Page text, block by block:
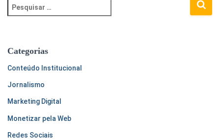
e
u
s
r
p
r
:
Categorias
Conteúdo Institucional
Jornalismo
Marketing Digital
Monetizar pela Web
Redes Sociais